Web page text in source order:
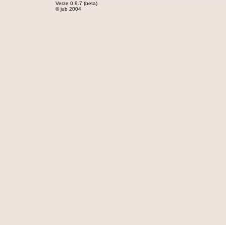
Verze 0.9.7 (beta)
© jub 2004